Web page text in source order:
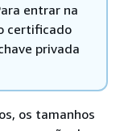
entrar na
certificado
privada
os tamanhos